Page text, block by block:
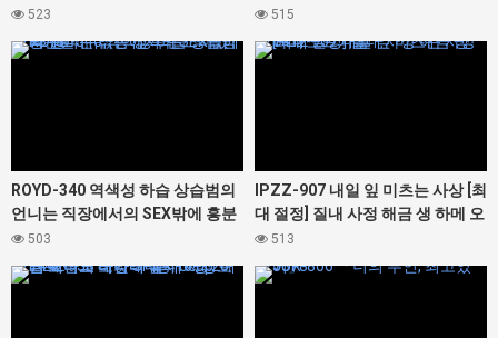
한계의 수영복으로 범해진다
523
면 가드가바가바 가랑이 율율 모습
정도로 발기가 가라앉지 않는 절륜
515
427348
ROYD-340 역색성 하습 상습범의
언니는 직장에서의 SEX밖에 흥분
할 수 없는 성욕 몬스터였다. 봉 미
503
427412
IPZZ-907 내일 잎 미츠는 사상 [최
대 절정] 질내 사정 해금 생 하메 오
르가즘
513
427442 427378